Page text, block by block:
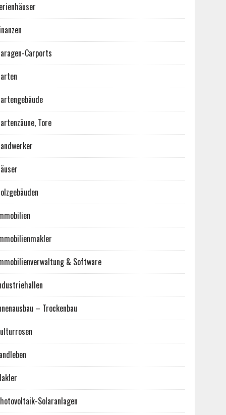
Carports
Tore
& Software
– Trockenbau
Solaranlagen